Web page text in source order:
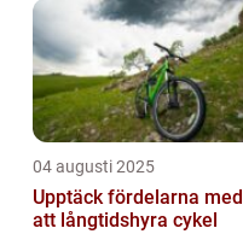
04 augusti 2025
Upptäck fördelarna med
att långtidshyra cykel